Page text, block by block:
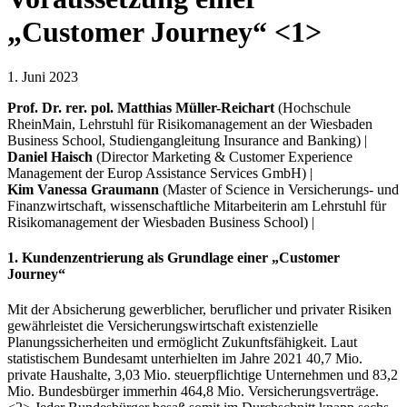
„Customer Journey“ <1>
1. Juni 2023
Prof. Dr. rer. pol. Matthias Müller-Reichart (Hochschule
RheinMain, Lehrstuhl für Risikomanagement an der Wiesbaden
Business School, Studiengangleitung Insurance and Banking) |
Daniel Haisch (Director Marketing & Customer Experience
Management der Europ Assistance Services GmbH) |
Kim Vanessa Graumann (Master of Science in Versicherungs- und
Finanzwirtschaft, wissenschaftliche Mitarbeiterin am Lehrstuhl für
Risikomanagement der Wiesbaden Business School) |
1. Kundenzentrierung als Grundlage einer „Customer
Journey“
Mit der Absicherung gewerblicher, beruflicher und privater Risiken
gewährleistet die Versicherungswirtschaft existenzielle
Planungssicherheiten und ermöglicht Zukunftsfähigkeit. Laut
statistischem Bundesamt unterhielten im Jahre 2021 40,7 Mio.
private Haushalte, 3,03 Mio. steuerpflichtige Unternehmen und 83,2
Mio. Bundesbürger immerhin 464,8 Mio. Versicherungsverträge.